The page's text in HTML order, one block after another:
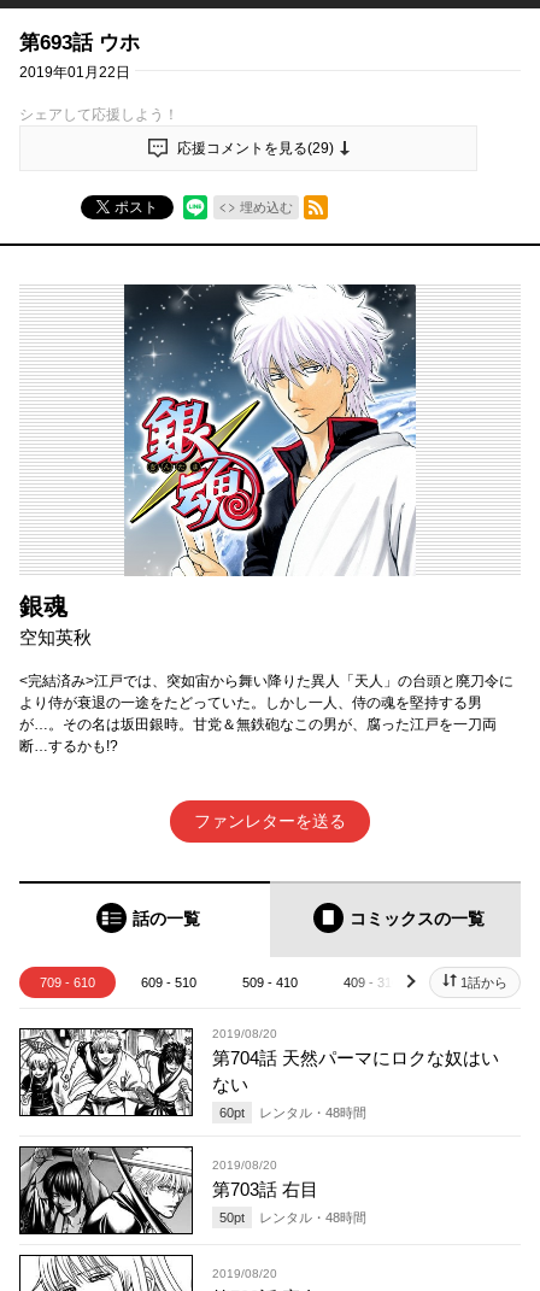
第693話 ウホ
2019年01月22日
シェアして応援しよう！
応援コメントを見る(29)
ポスト 埋め込む
RSSフィード
銀魂
空知英秋
<完結済み>江戸では、突如宙から舞い降りた異人「天人」の台頭と廃刀令に
より侍が衰退の一途をたどっていた。しかし一人、侍の魂を堅持する男
が…。その名は坂田銀時。甘党＆無鉄砲なこの男が、腐った江戸を一刀両
断…するかも!?
ファンレターを送る
話の一覧 コミックスの一覧
709 - 610 609 - 510 509 - 410 409 - 310 309 - 210
next 1話から
2019/08/20
第704話 天然パーマにロクな奴はい
ない
60pt レンタル・ 48時間
2019/08/20
第703話 右目
50pt レンタル・ 48時間
2019/08/20